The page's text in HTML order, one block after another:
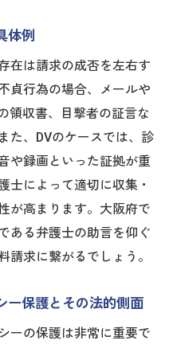
体例
在は請求の成否を左右す
貞行為の場合、メールや
領収書、目撃者の証言な
た、DVのケースでは、診
や録画といった証拠が重
士によって適切に収集・
が高まります。大阪府で
ある弁護士の助言を仰ぐ
請求に繋がるでしょう。
ー保護とその法的側面
ーの保護は非常に重要で